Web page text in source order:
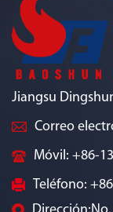
Jiangsu
Correo
Móvil: +86-
Teléfono: